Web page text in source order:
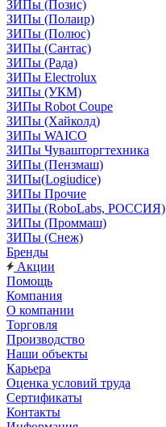
ЗИПы (Позис)
ЗИПы (Полаир)
ЗИПы (Полюс)
ЗИПы (Сантас)
ЗИПы (Рада)
ЗИПы Electrolux
ЗИПы (УКМ)
ЗИПы Robot Coupe
ЗИПы (Хайколд)
ЗИПы WAICO
ЗИПы Чувашторгтехника
ЗИПы (Пензмаш)
ЗИПы(Logiudice)
ЗИПы Прочие
ЗИПы (RoboLabs, РОССИЯ)
ЗИПы (Проммаш)
ЗИПы (Снеж)
Бренды
Акции
Помощь
Компания
О компании
Торговля
Производство
Наши объекты
Карьера
Оценка условий труда
Сертификаты
Контакты